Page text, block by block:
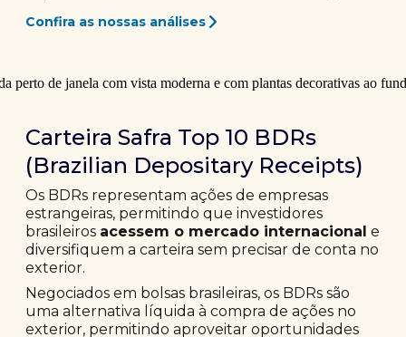
Confira as nossas análises
Carteira Safra Top 10 BDRs
(Brazilian Depositary Receipts)
Os BDRs representam ações de empresas
estrangeiras, permitindo que investidores
brasileiros acessem o mercado internacional e
diversifiquem a carteira sem precisar de conta no
exterior.
Negociados em bolsas brasileiras, os BDRs são
uma alternativa líquida à compra de ações no
exterior, permitindo aproveitar oportunidades